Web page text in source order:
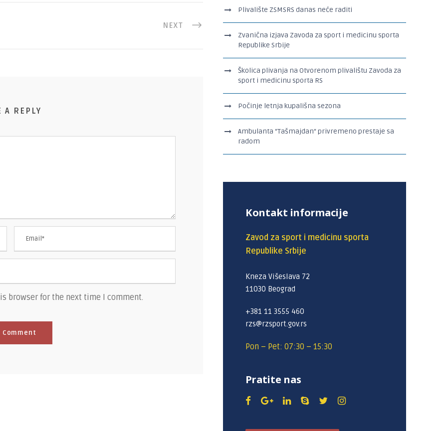
NEXT
A REPLY
browser for the next time I comment.
Plivalište ZSMSRS danas neće raditi
Zvanična izjava Zavoda za sport i medicinu sporta
Republike Srbije
Školica plivanja na Otvorenom plivalištu Zavoda za
sport i medicinu sporta RS
Počinje letnja kupališna sezona
Ambulanta “Tašmajdan“ privremeno prestaje sa
radom
Kontakt informacije
Zavod za sport i medicinu sporta
Republike Srbije
Kneza Višeslava 72
11030 Beograd
+381 11 3555 460
rzs@rzsport.gov.rs
Pon – Pet: 07:30 – 15:30
Pratite nas